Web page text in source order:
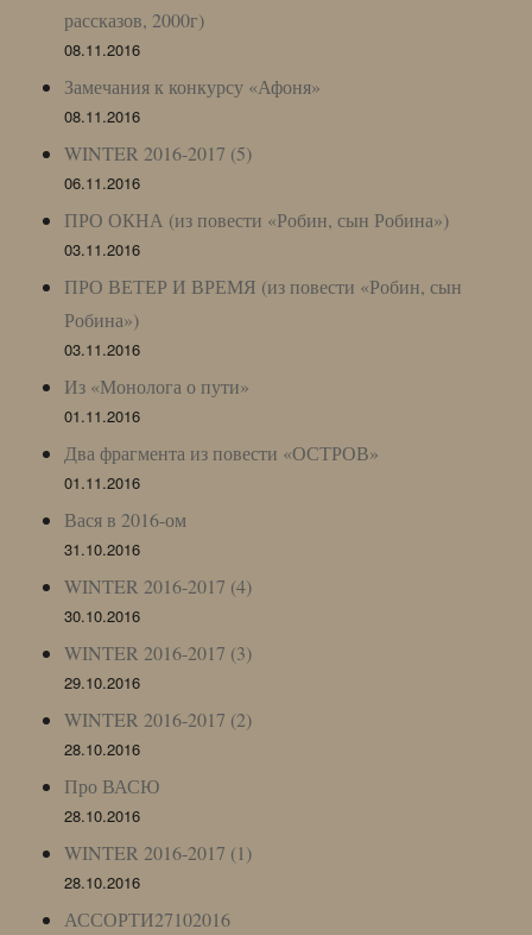
рассказов, 2000г)
08.11.2016
Замечания к конкурсу «Афоня»
08.11.2016
WINTER 2016-2017 (5)
06.11.2016
ПРО ОКНА (из повести «Робин, сын Робина»)
03.11.2016
ПРО ВЕТЕР И ВРЕМЯ (из повести «Робин, сын
Робина»)
03.11.2016
Из «Монолога о пути»
01.11.2016
Два фрагмента из повести «ОСТРОВ»
01.11.2016
Вася в 2016-ом
31.10.2016
WINTER 2016-2017 (4)
30.10.2016
WINTER 2016-2017 (3)
29.10.2016
WINTER 2016-2017 (2)
28.10.2016
Про ВАСЮ
28.10.2016
WINTER 2016-2017 (1)
28.10.2016
АССОРТИ27102016